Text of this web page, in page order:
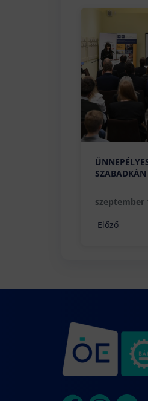
SZABADKÁN
szeptember
Előző